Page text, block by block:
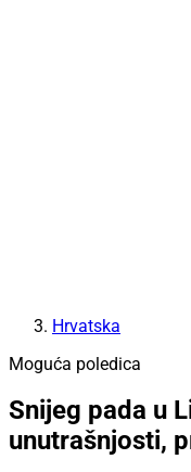
Hrvatska
Moguća poledica
Snijeg pada u
unutrašnjosti,